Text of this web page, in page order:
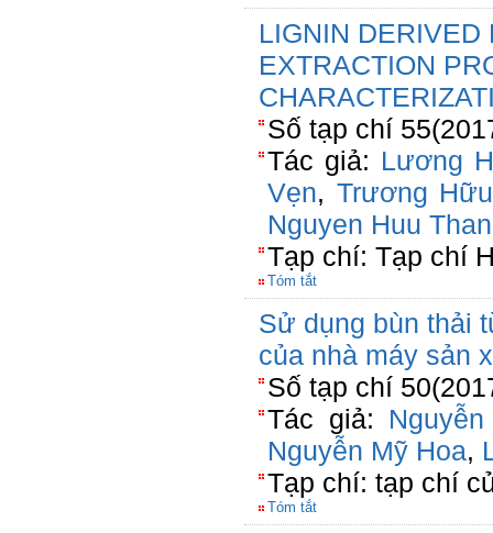
LIGNIN DERIVED
EXTRACTION
Số tạp chí
Tác giả: Lương
Vẹn, Trương
Nguyen Huu
Tạp chí: Tạp chí
Tóm tắt
Sử dụng bùn thải
của nhà máy sản
Số tạp chí
Tác giả:
Nguyễn Mỹ Hoa,
Tạp chí: tạp chí
Tóm tắt